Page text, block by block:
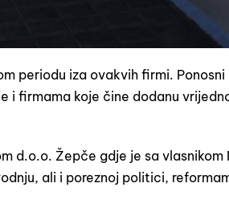
periodu iza ovakvih firmi.
i firmama koje čine dodanu
d.o.o. Žepče gdje je sa
ali i poreznoj politici,